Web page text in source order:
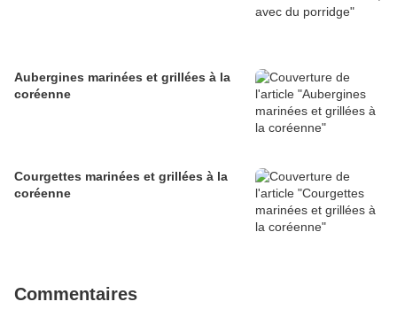
Aubergines marinées et grillées à la
coréenne
Courgettes marinées et grillées à la
coréenne
Commentaires